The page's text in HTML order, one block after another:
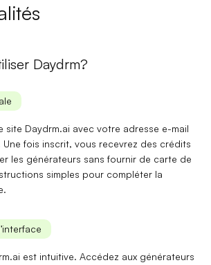
Daydrm?
site Daydrm.ai avec votre adresse e-mail
fois inscrit, vous recevrez des crédits
les générateurs sans fournir de carte de
simples pour compléter la
.
est intuitive. Accédez aux générateurs